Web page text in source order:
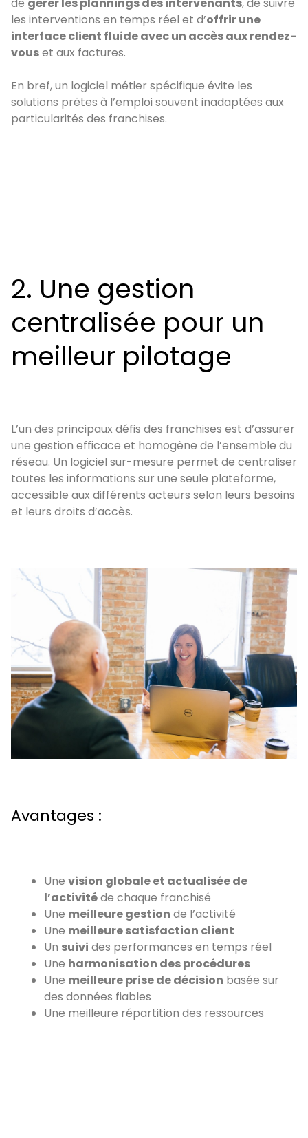
les interventions en temps réel et d’offrir une
interface client fluide avec un accès aux rendez-
vouset aux factures.
En bref, un logiciel métier spécifique évite les
solutions prêtes à l’emploi souvent inadaptées aux
particularités des franchises.
2. Une gestion
centralisée pour un
meilleur pilotage
L’un des principaux défis des franchises est d’assurer
une gestion efficace et homogène de l’ensemble du
réseau. Un logiciel sur-mesure permet de centraliser
toutes les informations sur une seule plateforme,
accessible aux différents acteurs selon leurs besoins
et leurs droits d’accès.
Avantages :
Une vision globale et actualisée de
l’activitéde chaque franchisé
Une meilleure gestion de l’activité
Une meilleure satisfaction client
Un suivi des performances en temps réel
Une harmonisation des procédures
Une meilleure prise de décision basée sur
des données fiables
Une meilleure répartition des ressources